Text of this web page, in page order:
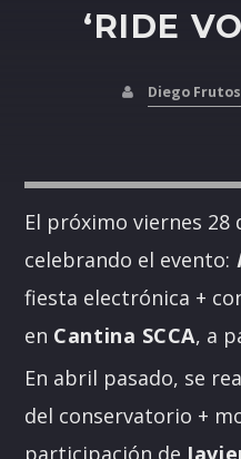
BUSCAR
‘RIDE
Diego Frutos
El próximo viernes 28
celebrando el evento:
fiesta electrónica +
en Cantina SCCA, a
En abril pasado, se
del conservatorio +
participación de